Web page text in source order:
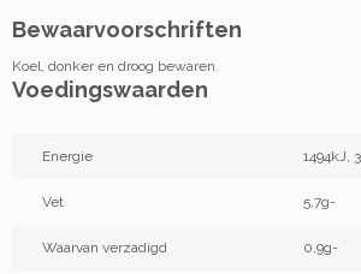
Bewaarvoorschriften
Koel, donker en droog bewaren.
Voedingswaarden
Energie 1494kJ,
Vet 5,7g-
Waarvan verzadigd 0,9g-